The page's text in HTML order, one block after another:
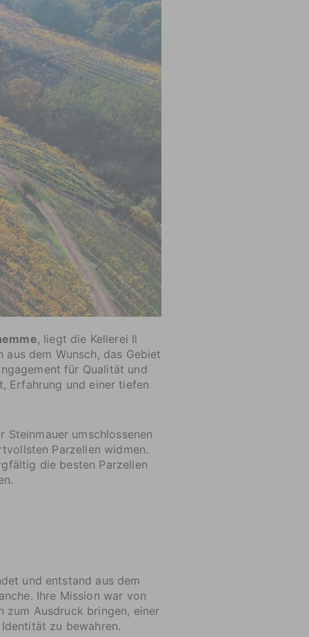
, liegt die Kellerei Il
dem Wunsch, das Gebiet
für Qualität und
Erfahrung und einer tiefen
umschlossenen
Parzellen widmen.
die besten Parzellen
und entstand aus dem
Ihre Mission war von
zum Ausdruck bringen, einer
zu bewahren.